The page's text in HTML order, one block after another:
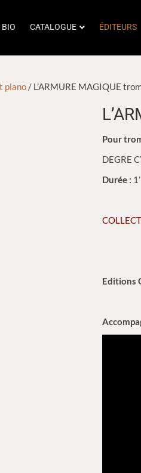
BIO CATALOGUE ÉDITEURS
piano / L’ARMURE MAGIQUE
Pour
DEGRE
Durée :
Editions